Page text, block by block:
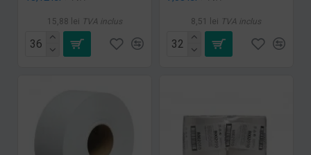
15,88 lei TVA inclus 8,51 lei TVA inclus